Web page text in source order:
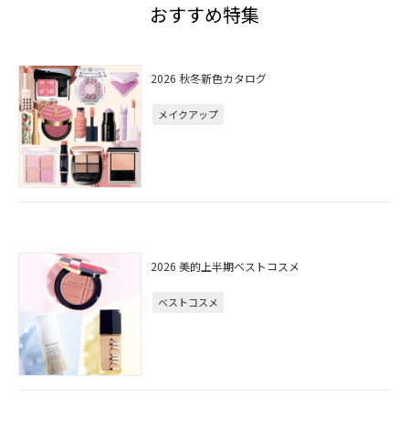
おすすめ特集
2026 秋冬新色カタログ
メイクアップ
2026 美的上半期ベストコスメ
ベストコスメ